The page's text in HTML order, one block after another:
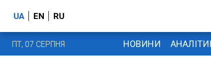
UA EN RU
ПТ, 07 СЕРПНЯ НОВИНИ